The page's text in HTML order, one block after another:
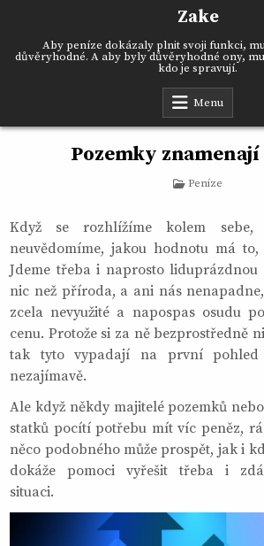
Zake
Aby peníze dokázaly plnit svoji funkci,
důvěryhodné. A aby byly důvěryhodné ony,
kdo je spravují.
Menu
Pozemky znamenají
Posted
Peníze
Když se rozhlížíme kolem
neuvědomíme, jakou hodnotu má
Jdeme třeba i naprosto
nic než příroda, a ani nás
zcela nevyužité a napospas osudu
cenu. Protože si za ně bezprostředně
tak tyto vypadají na první
nezajímavě.
Ale když někdy majitelé pozemků
statků pocítí potřebu mít víc peněz,
něco podobného může prospět, jak i
dokáže pomoci vyřešit třeba i
situaci.